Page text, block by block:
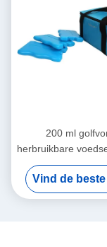
200 ml
herbruikbare
kleur gel
kinderen
voedsel
Vind de